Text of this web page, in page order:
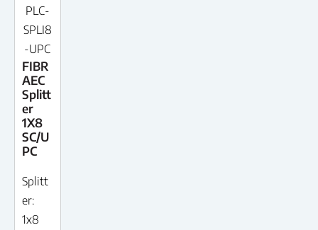
PLC-
SPLI8
-UPC
FIBR
AEC
Splitt
er
1X8
SC/U
PC
Splitt
er:
1x8